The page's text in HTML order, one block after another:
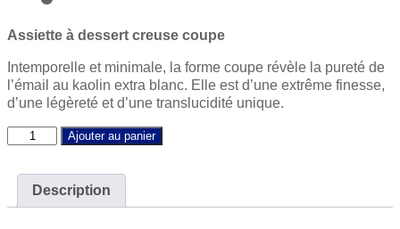
Assiette à dessert creuse coupe
Intemporelle et minimale, la forme coupe révèle la pureté de
l’émail au kaolin extra blanc. Elle est d’une extrême finesse,
d’une légèreté et d’une translucidité unique.
Concorde
dessert
creuse
Ajouter au panier
Description